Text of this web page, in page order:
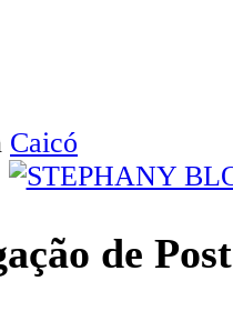
Caicó
de Post